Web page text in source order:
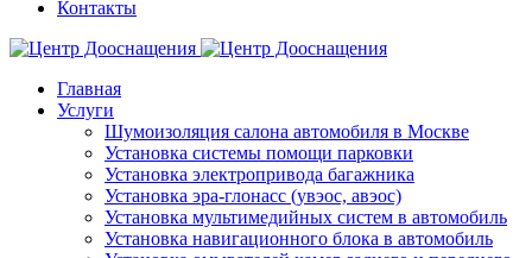
Контакты
Главная
Услуги
Шумоизоляция салона автомобиля в Москве
Установка системы помощи парковки
Установка электропривода багажника
Установка эра-глонасс (увэос, авэос)
Установка мультимедийных систем в автомобиль
Установка навигационного блока в автомобиль